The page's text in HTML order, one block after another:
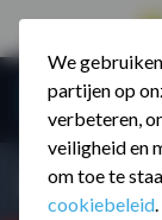
We
partijen op
verbeteren,
veiligheid en
om toe te
cookiebeleid.
Ga naar de inhoud
Menu
Producten